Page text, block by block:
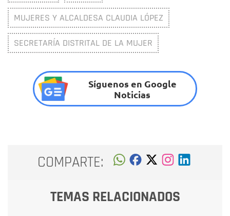
MUJERES Y ALCALDESA CLAUDIA LÓPEZ
SECRETARÍA DISTRITAL DE LA MUJER
Síguenos en Google
Noticias
COMPARTE:
TEMAS RELACIONADOS